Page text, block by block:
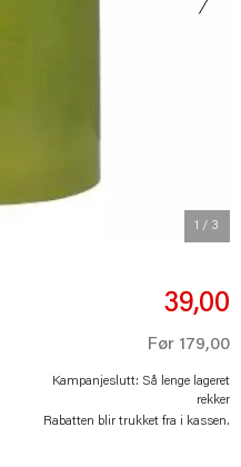
1 / 3
39,00
Før 179,00
Kampanjeslutt: Så lenge lageret
rekker
Rabatten blir trukket fra i kassen.